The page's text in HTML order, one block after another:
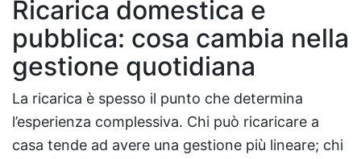
Ricarica domestica e
pubblica: cosa cambia nella
gestione quotidiana
La ricarica è spesso il punto che determina
l’esperienza complessiva. Chi può ricaricare a
casa tende ad avere una gestione più lineare; chi